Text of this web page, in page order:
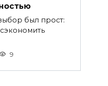
был прост:
9